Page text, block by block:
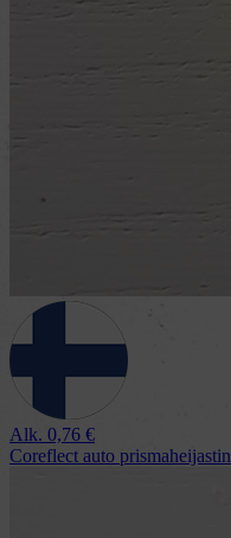
Alk. 0,76 €
Coreflect auto prismaheijastin